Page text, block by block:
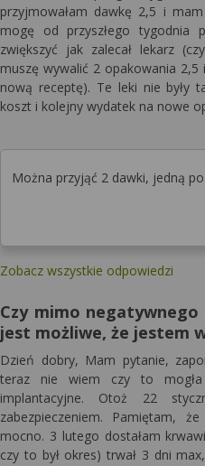
przyjmowałam dawkę 2,5 i
mogę od przyszłego tygodnia
zwiększyć jak zalecał lekarz
muszę wywalić 2 opakowania
nową receptę). Te leki nie były
koszt i kolejny wydatek na nowe
Można przyjąć 2 dawki, jedną
Zobacz wszystkie odpowiedzi
Czy mimo
jest możliwe, że jestem
Dzień dobry, Mam pytanie,
teraz nie wiem czy to mogła
implantacyjne. Otoż 22
zabezpieczeniem. Pamiętam,
mocno. 3 lutego dostałam
czy to był okres) trwał 3 dni